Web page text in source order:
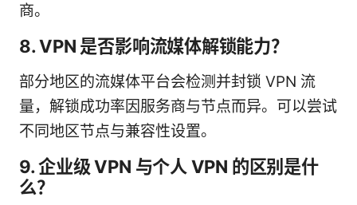
商。
8. VPN 是否影响流媒体解锁能力？
部分地区的流媒体平台会检测并封锁 VPN 流
量，解锁成功率因服务商与节点而异。可以尝试
不同地区节点与兼容性设置。
9. 企业级 VPN 与个人 VPN 的区别是什
么？